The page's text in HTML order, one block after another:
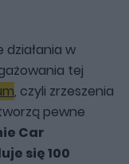
działania w
tej
, czyli zrzeszenia
pewne
Car
się 100